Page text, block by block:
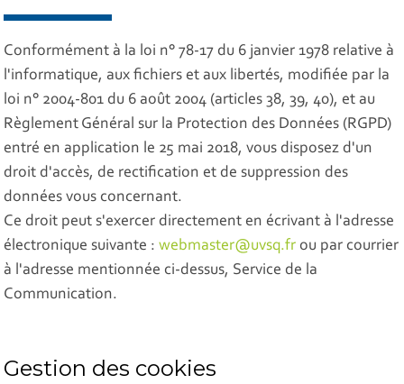
Conformément à la loi n° 78-17 du 6 janvier 1978 relative à
l'informatique, aux fichiers et aux libertés, modifiée par la
loi n° 2004-801 du 6 août 2004 (articles 38, 39, 40), et au
Règlement Général sur la Protection des Données (RGPD)
entré en application le 25 mai 2018, vous disposez d'un
droit d'accès, de rectification et de suppression des
données vous concernant.
Ce droit peut s'exercer directement en écrivant à l'adresse
électronique suivante :webmaster@uvsq.fr ou par courrier
à l'adresse mentionnée ci-dessus, Service de la
Communication.
Gestion des cookies